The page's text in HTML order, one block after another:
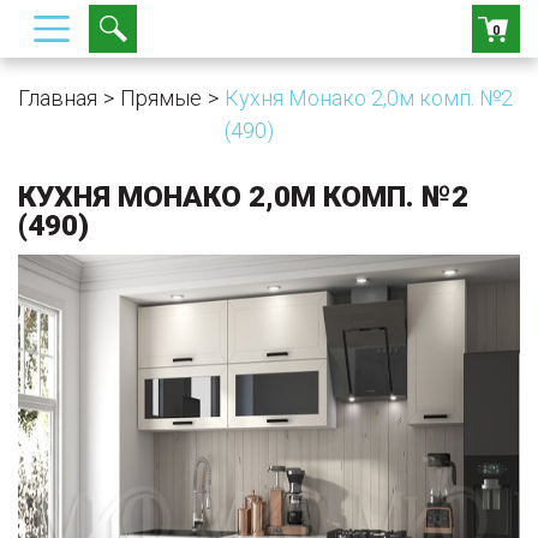
0
Главная Прямые
Кухня Монако 2,0м комп. №2
(490)
КУХНЯ МОНАКО 2,0М КОМП. №2
(490)